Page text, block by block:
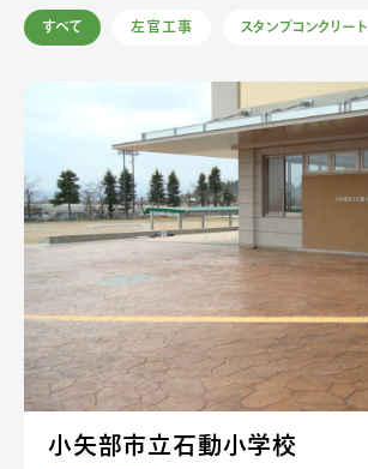
すべて 左官工事 スタンプコンクリート
小矢部市立石動小学校